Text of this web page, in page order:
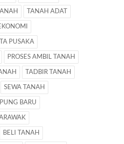
TANAH ADAT
PUSAKA
PROSES AMBIL TANAH
TADBIR TANAH
SEWA TANAH
BARU
BELI TANAH